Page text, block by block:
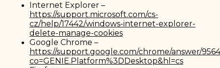
Internet Explorer –
https://support.microsoft.com/cs-
cz/help/17442/windows-internet-explorer-
delete-manage-cookies
Google Chrome –
https://support.google.com/chrome/answer/
co=GENIE.Platform%3DDesktop&hl=cs